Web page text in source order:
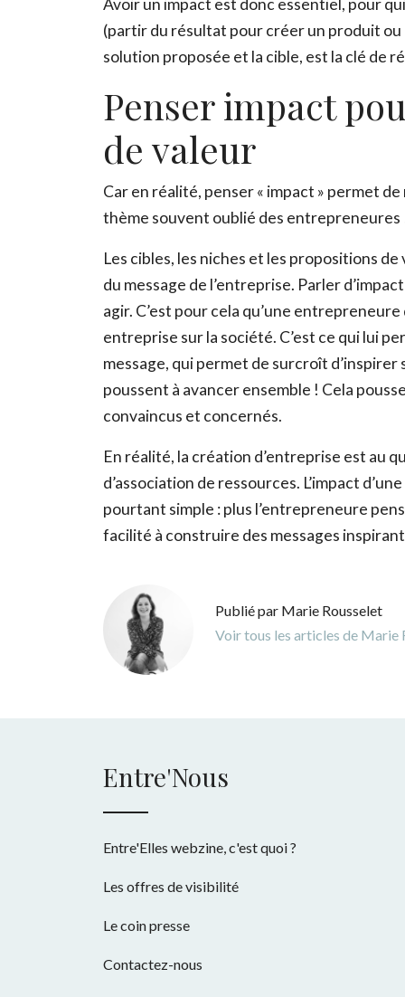
Avoir un impact est donc essentiel, pour
(partir du résultat pour créer un produit
solution proposée et la cible, est la clé de
Penser impact
de valeur
Car en réalité, penser « impact » permet
thème souvent oublié des
Les cibles, les niches et les propositions
du message de l’entreprise. Parler
agir. C’est pour cela qu’une
entreprise sur la société. C’est ce qui lui
message, qui permet de surcroît
poussent à avancer ensemble ! Cela
convaincus et concernés.
En réalité, la création d’entreprise est au
d’association de ressources. L’impact
pourtant simple : plus l’entrepreneure
facilité à construire des messages
Publié par Marie Rousselet
Voir tous les articles de Marie
Entre'Nous
Entre'Elles webzine, c'est quoi ?
Les offres de visibilité
Le coin presse
Contactez-nous